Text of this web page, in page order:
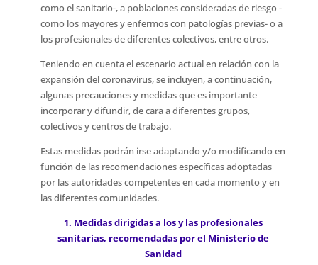
como el sanitario-, a poblaciones consideradas de riesgo -
como los mayores y enfermos con patologías previas- o a
los profesionales de diferentes colectivos, entre otros.
Teniendo en cuenta el escenario actual en relación con la
expansión del coronavirus, se incluyen, a continuación,
algunas precauciones y medidas que es importante
incorporar y difundir, de cara a diferentes grupos,
colectivos y centros de trabajo.
Estas medidas podrán irse adaptando y/o modificando en
función de las recomendaciones específicas adoptadas
por las autoridades competentes en cada momento y en
las diferentes comunidades.
1. Medidas dirigidas a los y las profesionales
sanitarias, recomendadas por el Ministerio de
Sanidad